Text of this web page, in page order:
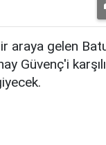
araya gelen
Güvenç'i